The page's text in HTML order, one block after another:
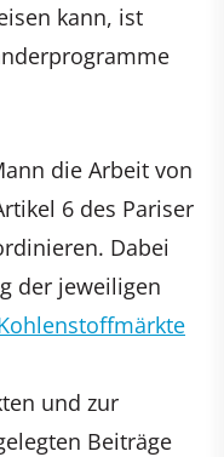
kann, ist
die Arbeit von
6 des Pariser
Dabei
der jeweiligen
und zur
Beiträge